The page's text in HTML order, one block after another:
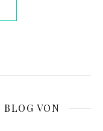
VON